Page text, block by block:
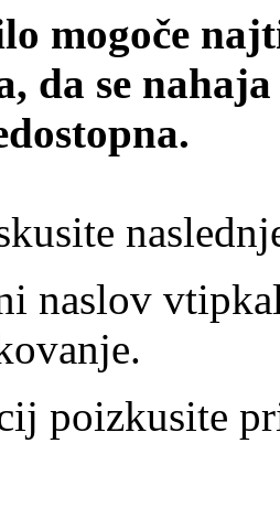
mogoče
da se
naslov
poizkusite